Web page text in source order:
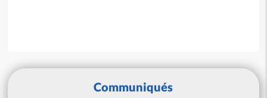
Communiqués